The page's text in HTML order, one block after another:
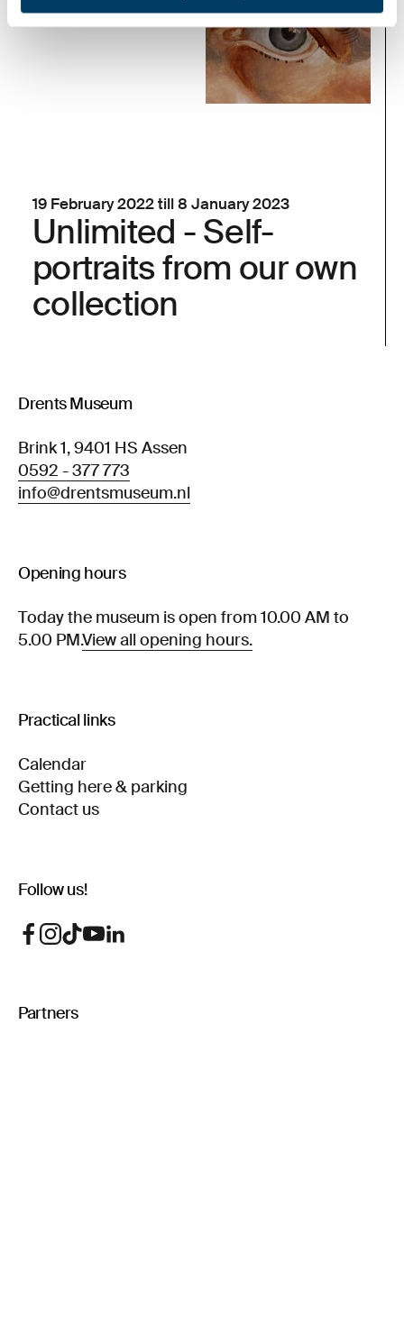
19 February 2022 till 8 January 2023
Unlimited - Self-
portraits from our own
collection
Drents Museum
Brink 1, 9401 HS Assen
0592 - 377 773
info@drentsmuseum.nl
Opening hours
Today the museum is open from 10.00 AM to
5.00 PM.View all opening hours.
Practical links
Calendar
Getting here & parking
Contact us
Follow us!
Partners